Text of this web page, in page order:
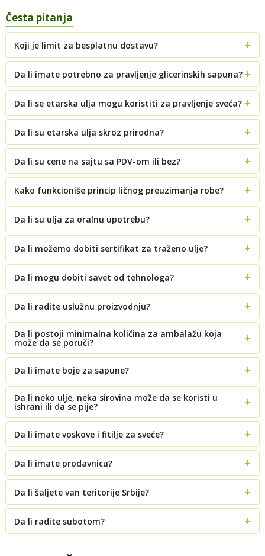
Česta pitanja
Koji je limit za besplatnu dostavu?
Da li imate potrebno za pravljenje glicerinskih sapuna?
Da li se etarska ulja mogu koristiti za pravljenje sveća?
Da li su etarska ulja skroz prirodna?
Da li su cene na sajtu sa PDV-om ili bez?
Kako funkcioniše princip ličnog preuzimanja robe?
Da li su ulja za oralnu upotrebu?
Da li možemo dobiti sertifikat za traženo ulje?
Da li mogu dobiti savet od tehnologa?
Da li radite uslužnu proizvodnju?
Da li postoji minimalna količina za ambalažu koja
može da se poruči?
Da li imate boje za sapune?
Da li neko ulje, neka sirovina može da se koristi u
ishrani ili da se pije?
Da li imate voskove i fitilje za sveće?
Da li imate prodavnicu?
Da li šaljete van teritorije Srbije?
Da li radite subotom?